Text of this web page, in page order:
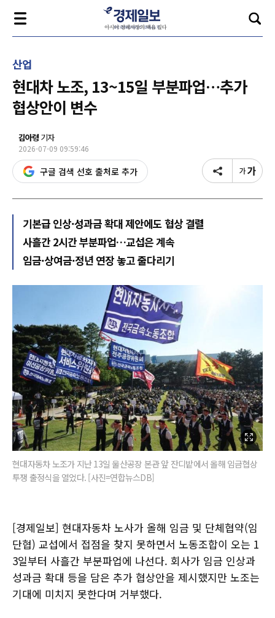
산업
현대차 노조, 13~15일 부분파업…추가
협상안이 변수
김아령 기자
2026-07-09 09:59:46
구글 검색 선호 출처로 추가
기본급 인상·성과금 확대 제안에도 협상 결렬
사흘간 2시간 부분파업…교섭은 계속
임금·상여금·정년 연장 놓고 줄다리기
현대자동차 노조가 지난 13일 울산공장 본관 앞 잔디밭에서 올해 임금협상
투쟁 출정식을 열었다. [사진=연합뉴스DB]
[경제일보] 현대자동차 노사가 올해 임금 및 단체협약(임
단협) 교섭에서 접점을 찾지 못하면서 노동조합이 오는 1
3일부터 사흘간 부분파업에 나선다. 회사가 임금 인상과
성과금 확대 등을 담은 추가 협상안을 제시했지만 노조는
기대에 미치지 못한다며 거부했다.